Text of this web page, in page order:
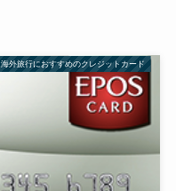
海外旅行におすすめのクレジットカード